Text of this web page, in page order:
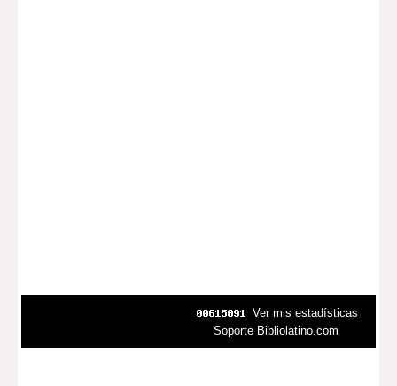
Ver mis estadísticas
Soporte Bibliolatino.com